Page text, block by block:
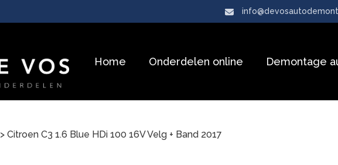
Home Onderdelen online Demontage
> Citroen C3 1.6 Blue HDi 100 16V Velg + Band 2017